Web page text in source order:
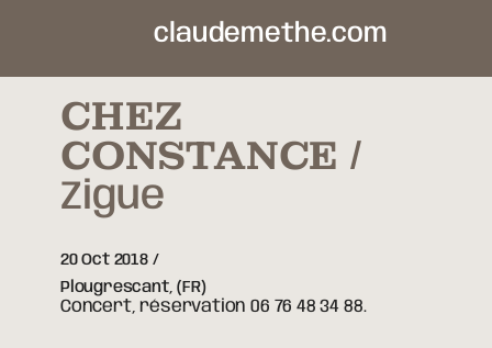
claudemethe.com
CHEZ
CONSTANCE
Zigue
20 Oct 2018
Plougrescant,(FR)
Concert, réservation 06 76 48 34 88.